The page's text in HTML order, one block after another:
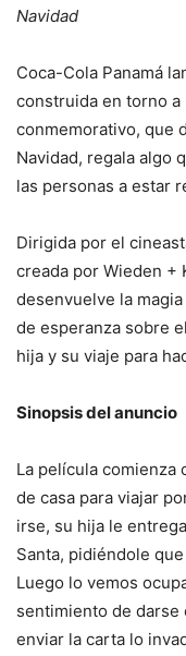
Navidad
Coca-Cola Panamá
construida en torno
conmemorativo, que
Navidad, regala algo
las personas a estar
Dirigida por el
creada por Wieden +
desenvuelve la
de esperanza sobre
hija y su viaje para
Sinopsis del anuncio
La película comienza
de casa para viajar
irse, su hija le
Santa, pidiéndole
Luego lo vemos
sentimiento de darse
enviar la carta lo